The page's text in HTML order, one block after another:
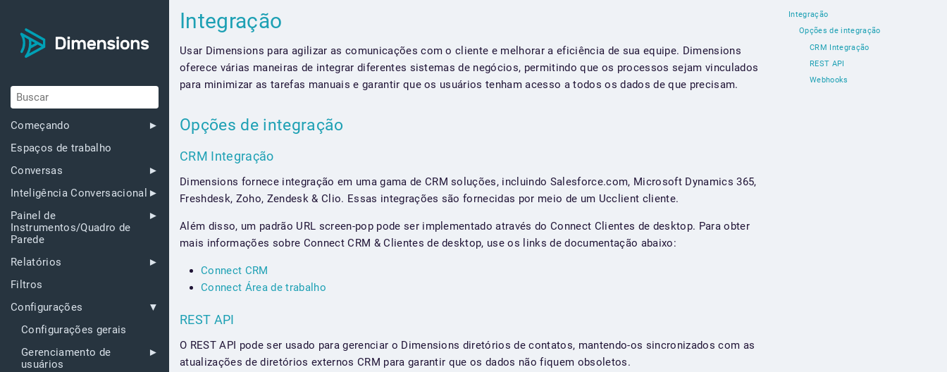
Começando
Espaços de trabalho
Conversas
Inteligência Conversacional
Painel de
Instrumentos/Quadro de
Parede
Relatórios
Filtros
Configurações
Configurações gerais
Gerenciamento de
usuários
Integração
Usar Dimensions para agilizar as comunicações com o cliente e melhorar a eficiência de sua equipe. Dimensions
oferece várias maneiras de integrar diferentes sistemas de negócios, permitindo que os processos sejam vinculados
para minimizar as tarefas manuais e garantir que os usuários tenham acesso a todos os dados de que precisam.
Opções de integração
CRM Integração
Dimensions fornece integração em uma gama de CRM soluções, incluindo Salesforce.com, Microsoft Dynamics 365,
Freshdesk, Zoho, Zendesk & Clio. Essas integrações são fornecidas por meio de um Ucclient cliente.
Além disso, um padrão URL screen-pop pode ser implementado através do Connect Clientes de desktop. Para obter
mais informações sobre Connect CRM & Clientes de desktop, use os links de documentação abaixo:
Connect CRM
Connect Área de trabalho
REST API
O REST API pode ser usado para gerenciar o Dimensions diretórios de contatos, mantendo-os sincronizados com as
atualizações de diretórios externos CRM para garantir que os dados não fiquem obsoletos.
Integração
Opções de integração
CRM Integração
REST API
Webhooks